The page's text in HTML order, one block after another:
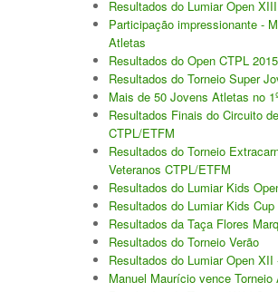
Taça Flores Marques
Torneios Inverno e Natal
Torneio Social de Inverno
Masters Revor 2017
Torneio Jovens Esperanças VII
Torneio Super Jovem V
Torneio Jovens Esperanças VI
Resultados do Lumiar Open XIII
Participação impressionante -
Atletas
Resultados do Open CTPL 2015
Resultados do Torneio Super
Mais de 50 Jovens Atletas no
Resultados Finais do Circuito
CTPL/ETFM
Resultados do Torneio
Veteranos CTPL/ETFM
Resultados do Lumiar Kids
Resultados do Lumiar Kids
Resultados da Taça Flores
Resultados do Torneio Verão
Resultados do Lumiar Open XII
Manuel Maurício vence